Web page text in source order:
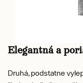
Elegantná a
Druhá, podstatne